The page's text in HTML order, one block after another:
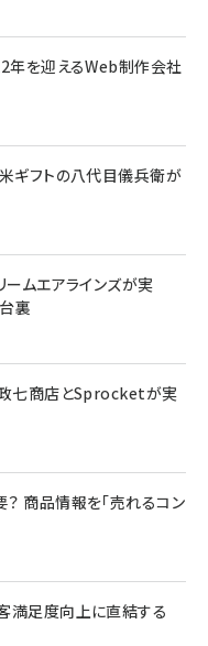
年を迎えるWeb制作会社
ギフトの八代目儀兵衛が
ムエアラインズが実
裏
七商店とSprocketが実
商品情報を「売れるコン
満足度向上に直結する